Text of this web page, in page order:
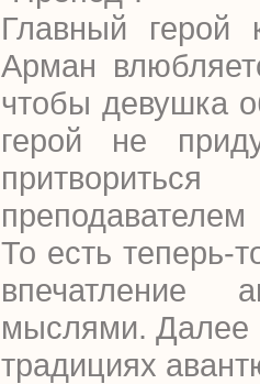
Главный герой
Арман
чтобы девушка
герой не
То есть теперь-
впечатление
мыслями. Далее
традициях